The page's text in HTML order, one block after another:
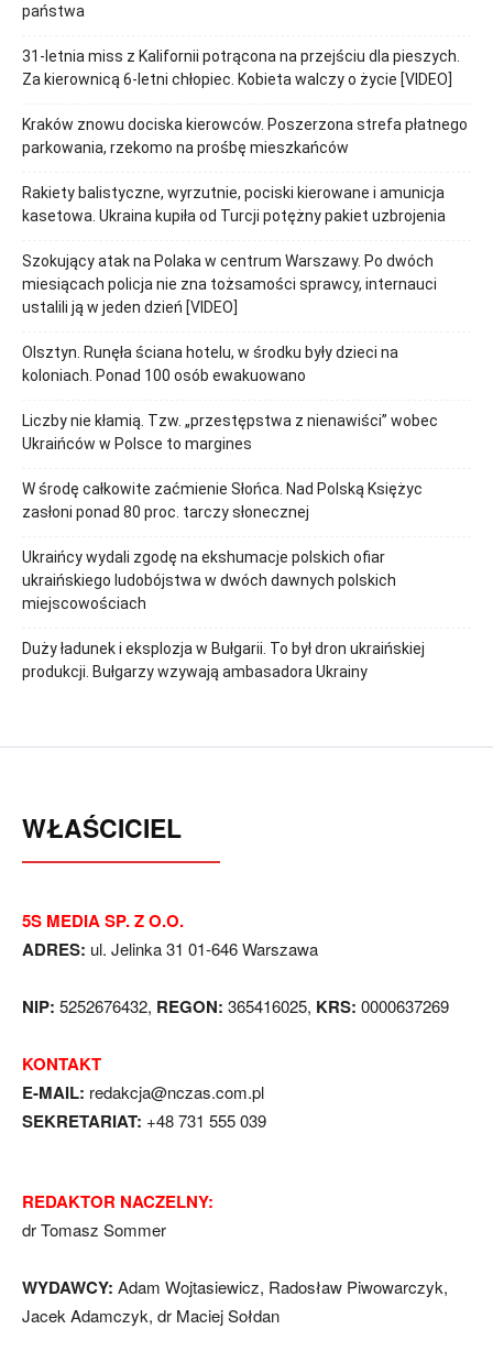
państwa
31-letnia miss z Kalifornii potrącona na przejściu dla pieszych.
Za kierownicą 6-letni chłopiec. Kobieta walczy o życie [VIDEO]
Kraków znowu dociska kierowców. Poszerzona strefa płatnego
parkowania, rzekomo na prośbę mieszkańców
Rakiety balistyczne, wyrzutnie, pociski kierowane i amunicja
kasetowa. Ukraina kupiła od Turcji potężny pakiet uzbrojenia
Szokujący atak na Polaka w centrum Warszawy. Po dwóch
miesiącach policja nie zna tożsamości sprawcy, internauci
ustalili ją w jeden dzień [VIDEO]
Olsztyn. Runęła ściana hotelu, w środku były dzieci na
koloniach. Ponad 100 osób ewakuowano
Liczby nie kłamią. Tzw. „przestępstwa z nienawiści” wobec
Ukraińców w Polsce to margines
W środę całkowite zaćmienie Słońca. Nad Polską Księżyc
zasłoni ponad 80 proc. tarczy słonecznej
Ukraińcy wydali zgodę na ekshumacje polskich ofiar
ukraińskiego ludobójstwa w dwóch dawnych polskich
miejscowościach
Duży ładunek i eksplozja w Bułgarii. To był dron ukraińskiej
produkcji. Bułgarzy wzywają ambasadora Ukrainy
WŁAŚCICIEL
5S MEDIA SP. Z O.O.
ADRES: ul. Jelinka 31 01-646 Warszawa
NIP: 5252676432, REGON: 365416025, KRS: 0000637269
KONTAKT
E-MAIL: redakcja@nczas.com.pl
SEKRETARIAT: +48 731 555 039
REDAKTOR NACZELNY:
dr Tomasz Sommer
WYDAWCY: Adam Wojtasiewicz, Radosław Piwowarczyk,
Jacek Adamczyk, dr Maciej Sołdan